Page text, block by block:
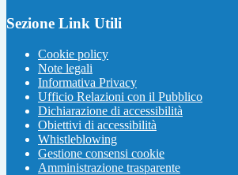
Sezione Link Utili
Cookie policy
Note legali
Informativa Privacy
Ufficio Relazioni con il Pubblico
Dichiarazione di accessibilità
Obiettivi di accessibilità
Whistleblowing
Gestione consensi cookie
Amministrazione trasparente